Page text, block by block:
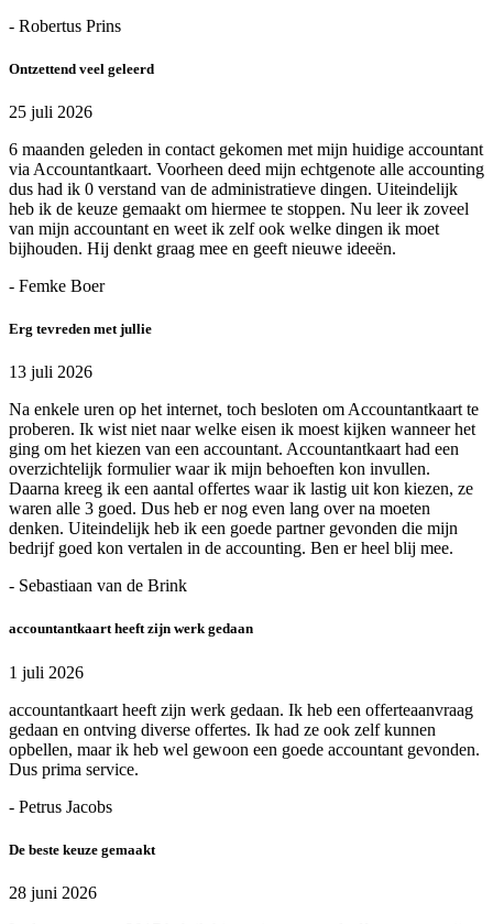
- Robertus Prins
Ontzettend veel geleerd
25 juli 2026
6 maanden geleden in contact gekomen met mijn huidige accountant
via Accountantkaart. Voorheen deed mijn echtgenote alle accounting
dus had ik 0 verstand van de administratieve dingen. Uiteindelijk
heb ik de keuze gemaakt om hiermee te stoppen. Nu leer ik zoveel
van mijn accountant en weet ik zelf ook welke dingen ik moet
bijhouden. Hij denkt graag mee en geeft nieuwe ideeën.
- Femke Boer
Erg tevreden met jullie
13 juli 2026
Na enkele uren op het internet, toch besloten om Accountantkaart te
proberen. Ik wist niet naar welke eisen ik moest kijken wanneer het
ging om het kiezen van een accountant. Accountantkaart had een
overzichtelijk formulier waar ik mijn behoeften kon invullen.
Daarna kreeg ik een aantal offertes waar ik lastig uit kon kiezen, ze
waren alle 3 goed. Dus heb er nog even lang over na moeten
denken. Uiteindelijk heb ik een goede partner gevonden die mijn
bedrijf goed kon vertalen in de accounting. Ben er heel blij mee.
- Sebastiaan van de Brink
accountantkaart heeft zijn werk gedaan
1 juli 2026
accountantkaart heeft zijn werk gedaan. Ik heb een offerteaanvraag
gedaan en ontving diverse offertes. Ik had ze ook zelf kunnen
opbellen, maar ik heb wel gewoon een goede accountant gevonden.
Dus prima service.
- Petrus Jacobs
De beste keuze gemaakt
28 juni 2026